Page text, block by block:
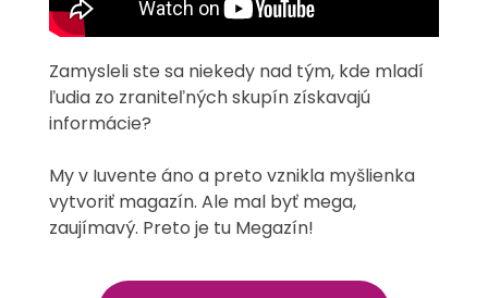
Zamysleli ste sa niekedy nad tým, kde mladí
ľudia zo zraniteľných skupín získavajú
informácie?
My v Iuvente áno a preto vznikla myšlienka
vytvoriť magazín. Ale mal byť mega,
zaujímavý. Preto je tu Megazín!